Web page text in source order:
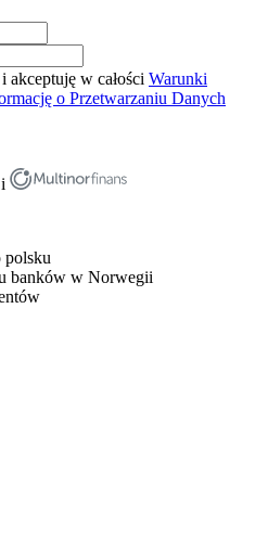
akceptuję w całości Warunki
o Przetwarzaniu Danych
i
polsku
banków w Norwegii